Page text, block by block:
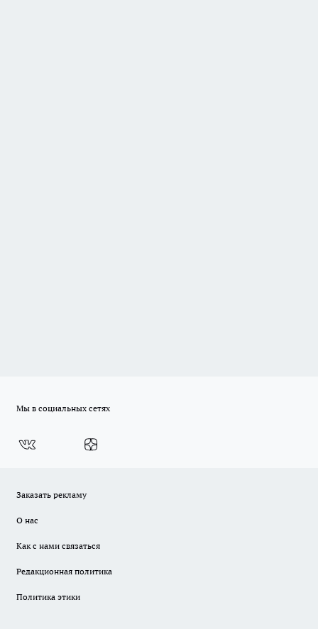
Мы в социальных сетях
Заказать рекламу
О нас
Как с нами связаться
Редакционная политика
Политика этики